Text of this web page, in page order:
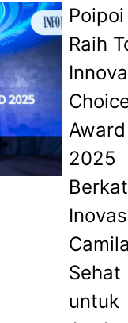
Poipoi
Raih
Award
2025
Berkat
Sehat
untuk